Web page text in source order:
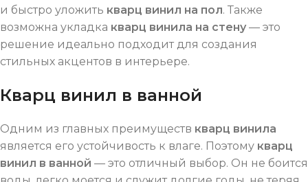
и быстро уложить кварц винил на пол. Также
возможна укладка кварц винила на стену— это
решение идеально подходит для создания
стильных акцентов в интерьере.
Кварц винил в ванной
Одним из главных преимуществ кварц винила
является его устойчивость к влаге. Поэтому кварц
винил в ванной — это отличный выбор. Он не боится